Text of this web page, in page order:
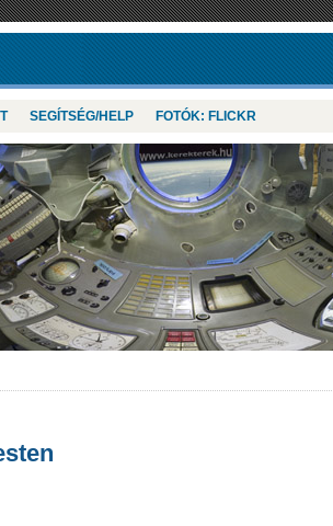
SEGÍTSÉG/HELP FOTÓK: FLICKR